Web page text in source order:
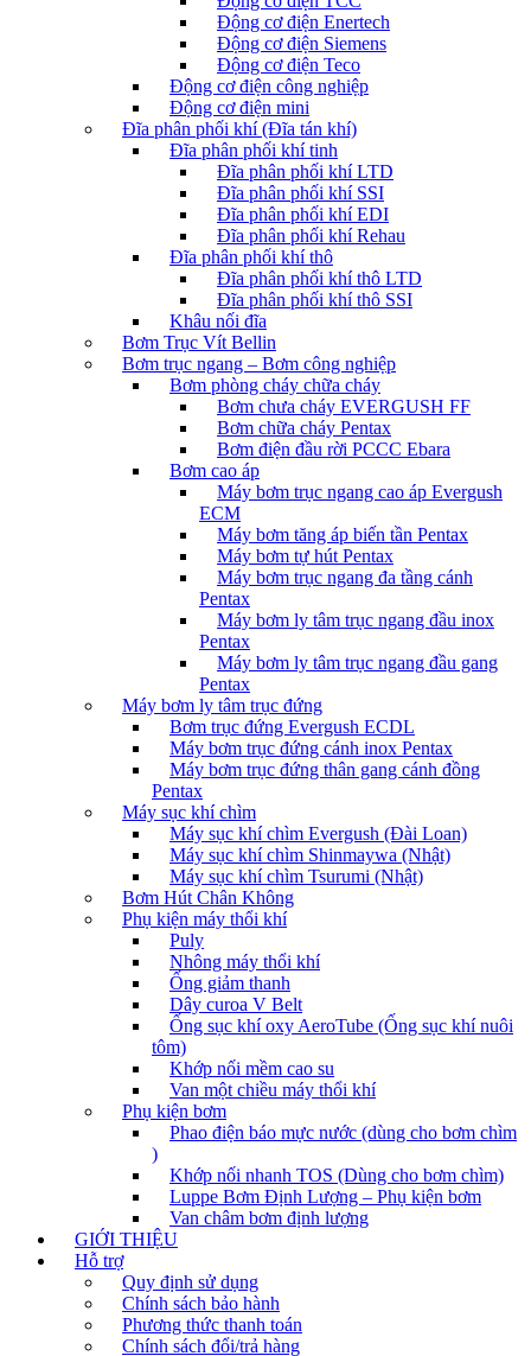
Động cơ điện Enertech
Động cơ điện Siemens
Động cơ điện Teco
Động cơ điện công nghiệp
Động cơ điện mini
Đĩa phân phối khí (Đĩa tán khí)
Đĩa phân phối khí tinh
Đĩa phân phối khí LTD
Đĩa phân phối khí SSI
Đĩa phân phối khí EDI
Đĩa phân phối khí Rehau
Đĩa phân phối khí thô
Đĩa phân phối khí thô LTD
Đĩa phân phối khí thô SSI
Khâu nối đĩa
Bơm Trục Vít Bellin
Bơm trục ngang – Bơm công nghiệp
Bơm phòng cháy chữa cháy
Bơm chưa cháy EVERGUSH FF
Bơm chữa cháy Pentax
Bơm điện đầu rời PCCC Ebara
Bơm cao áp
Máy bơm trục ngang cao áp Evergush
ECM
Máy bơm tăng áp biến tần Pentax
Máy bơm tự hút Pentax
Máy bơm trục ngang đa tầng cánh
Pentax
Máy bơm ly tâm trục ngang đầu inox
Pentax
Máy bơm ly tâm trục ngang đầu gang
Pentax
Máy bơm ly tâm trục đứng
Bơm trục đứng Evergush ECDL
Máy bơm trục đứng cánh inox Pentax
Máy bơm trục đứng thân gang cánh đồng
Pentax
Máy sục khí chìm
Máy sục khí chìm Evergush (Đài Loan)
Máy sục khí chìm Shinmaywa (Nhật)
Máy sục khí chìm Tsurumi (Nhật)
Bơm Hút Chân Không
Phụ kiện máy thổi khí
Puly
Nhông máy thổi khí
Ống giảm thanh
Dây curoa V Belt
Ống sục khí oxy AeroTube (Ống sục khí nuôi
tôm)
Khớp nối mềm cao su
Van một chiều máy thổi khí
Phụ kiện bơm
Phao điện báo mực nước (dùng cho bơm chìm
)
Khớp nối nhanh TOS (Dùng cho bơm chìm)
Luppe Bơm Định Lượng – Phụ kiện bơm
Van châm bơm định lượng
GIỚI THIỆU
Hỗ trợ
Quy định sử dụng
Chính sách bảo hành
Phương thức thanh toán
Chính sách đổi/trả hàng